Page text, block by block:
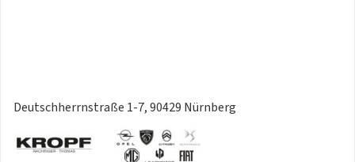
Deutschherrnstraße 1-7, 90429 Nürnberg